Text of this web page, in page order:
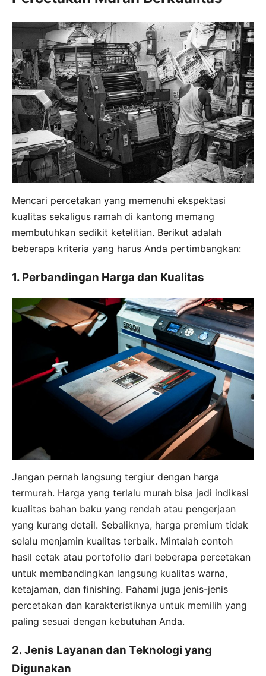
Mencari percetakan yang memenuhi ekspektasi
kualitas sekaligus ramah di kantong memang
membutuhkan sedikit ketelitian. Berikut adalah
beberapa kriteria yang harus Anda pertimbangkan:
1. Perbandingan Harga dan Kualitas
Jangan pernah langsung tergiur dengan harga
termurah. Harga yang terlalu murah bisa jadi indikasi
kualitas bahan baku yang rendah atau pengerjaan
yang kurang detail. Sebaliknya, harga premium tidak
selalu menjamin kualitas terbaik. Mintalah contoh
hasil cetak atau portofolio dari beberapa percetakan
untuk membandingkan langsung kualitas warna,
ketajaman, dan finishing. Pahami juga jenis-jenis
percetakan dan karakteristiknya untuk memilih yang
paling sesuai dengan kebutuhan Anda.
2. Jenis Layanan dan Teknologi yang
Digunakan